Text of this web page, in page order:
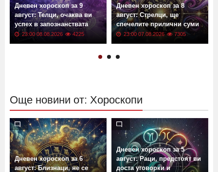
Дневен хороскоп за 9
август: Телци, очаква ви
успех в запознанствата
23:00 08.08.2026 4225
Дневен хороскоп за 8
август: Стрелци, ще
спечелите прилични суми
23:00 07.08.2026 7305
Още новини от: Хороскопи
Дневен хороскоп за 6
август: Близнаци, не се
Дневен хороскоп за 5
август: Раци, предстоят ви
доста уговорки и